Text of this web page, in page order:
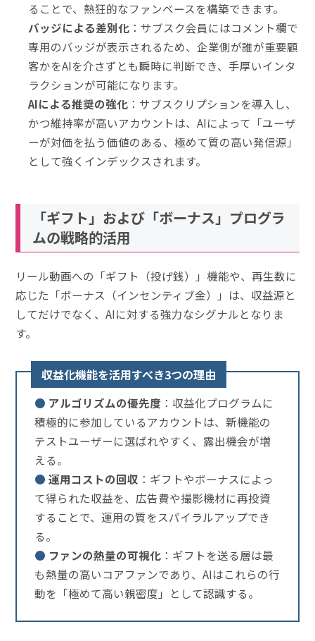
ることで、熱狂的なファンベースを構築できます。
バッジによる差別化 ：サブスク会員にはコメント欄で
専用のバッジが表示されるため、企業側が誰が重要顧
客かをAIを介さずとも瞬時に判断でき、手厚いインタ
ラクションが可能になります。
AIによる推奨の強化 ：サブスクリプションを導入し、
かつ維持率が高いアカウントは、AIによって「ユーザ
ーが対価を払う価値のある、極めて質の高い発信源」
として強くインデックスされます。
「ギフト」および「ボーナス」プログラ
ムの戦略的活用
リール動画への「ギフト（投げ銭）」機能や、再生数に
応じた「ボーナス（インセンティブ金）」は、収益源と
してだけでなく、AIに対する強力なシグナルとなりま
す。
収益化機能を活用すべき3つの理由
● アルゴリズムの優先度 ：収益化プログラムに
積極的に参加しているアカウントは、新機能の
テストユーザーに選ばれやすく、露出機会が増
える。
●運用コストの回収 ：ギフトやボーナスによっ
て得られた収益を、広告費や撮影機材に再投資
することで、運用の質をスパイラルアップでき
る。
● ファンの熱量の可視化 ：ギフトを送る層は最
も熱量の高いコアファンであり、AIはこれらの行
動を「極めて高い親密度」として認識する。